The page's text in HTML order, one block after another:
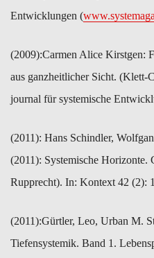
Entwicklungen (
(2009):​Carmen Alice Kirstgen:
aus ganzheitlicher Sicht. (Klett-
journal für systemische
(2011): ​Hans Schindler,
(2011): ​Systemische Horizonte.
Rupprecht). In: ​Kontext 42 (2):
(2011):​Gürtler, Leo, Urban M.
Tiefensystemik. Band 1.